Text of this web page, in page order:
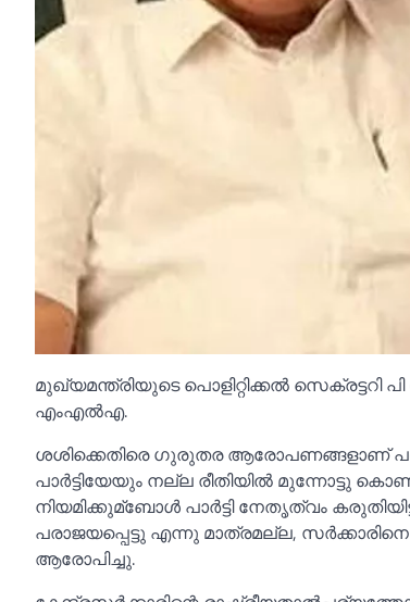
മുഖ്യമന്ത്രിയുടെ പൊളിറ്റിക്കല്‍ സെക്രട്ടറി
എംഎല്‍എ.
ശശിക്കെതിരെ ഗുരുതര ആരോപണങ്ങളാണ്
പാര്‍ട്ടിയേയും നല്ല രീതിയില്‍ മുന്നോട്ടു
നിയമിക്കുമ്ബോള്‍ പാര്‍ട്ടി നേതൃത്വം
പരാജയപ്പെട്ടു എന്നു മാത്രമല്ല,
ആരോപിച്ചു.